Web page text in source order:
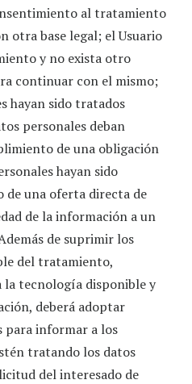
al tratamiento
otra base legal; el Usuario
y no exista otro
continuar con el mismo;
hayan sido tratados
personales deban
de una obligación
hayan sido
de una oferta directa de
de la información a un
de suprimir los
del tratamiento,
la tecnología disponible y
deberá adoptar
para informar a los
tratando los datos
del interesado de